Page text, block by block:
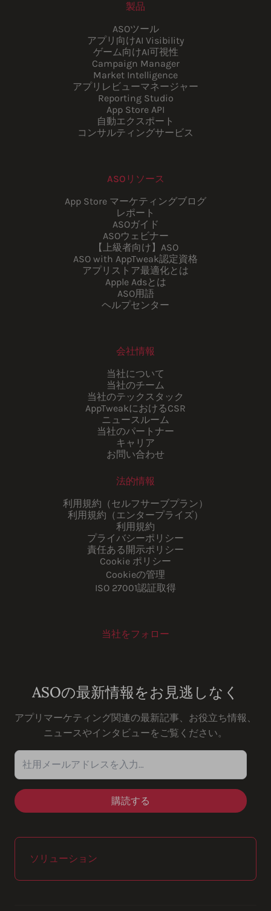
製品
ASOツール
アプリ向けAI Visibility
ゲーム向けAI可視性
Campaign Manager
Market Intelligence
アプリレビューマネージャー
Reporting Studio
App Store API
自動エクスポート
コンサルティングサービス
ASOリソース
App Store マーケティングブログ
レポート
ASOガイド
ASOウェビナー
【上級者向け】ASO
ASO with AppTweak認定資格
アプリストア最適化とは
Apple Adsとは
ASO用語
ヘルプセンター
会社情報
当社について
当社のチーム
当社のテックスタック
AppTweakにおけるCSR
ニュースルーム
当社のパートナー
キャリア
お問い合わせ
法的情報
利用規約（セルフサーブプラン）
利用規約（エンタープライズ）
利用規約
プライバシーポリシー
責任ある開示ポリシー
Cookie ポリシー
Cookieの管理
ISO 27001認証取得
当社をフォロー
ASOの最新情報をお見逃しなく
アプリマーケティング関連の最新記事、お役立ち情報、
ニュースやインタビューをご覧ください。
社用メールアドレスを入力…
ソリューション